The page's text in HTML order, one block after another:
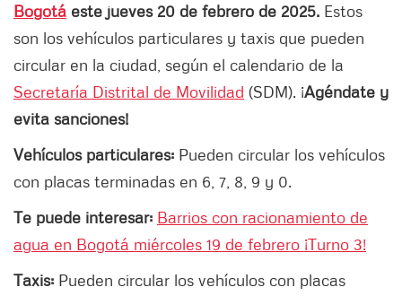
Bogotá este jueves 20 de febrero de 2025. Estos
son los vehículos particulares y taxis que pueden
circular en la ciudad, según el calendario de la
Secretaría Distrital de Movilidad (SDM). ¡Agéndate y
evita sanciones!
Vehículos particulares: Pueden circular los vehículos
con placas terminadas en 6, 7, 8, 9 y 0.
Te puede interesar: Barrios con racionamiento de
agua en Bogotá miércoles 19 de febrero ¡Turno 3!
Taxis: Pueden circular los vehículos con placas